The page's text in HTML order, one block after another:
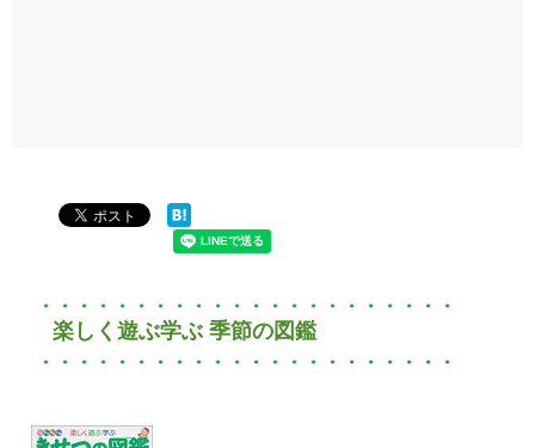
楽しく遊ぶ学ぶ 季節の図鑑